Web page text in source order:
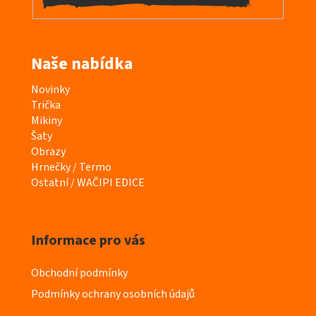
Naše nabídka
K
a
t
e
g
o
r
Novinky
Trička
Mikiny
Šaty
Obrazy
Hrnečky / Termo
Ostatní / WAČIPI EDICE
Informace pro vás
Obchodní podmínky
Podmínky ochrany osobních údajů